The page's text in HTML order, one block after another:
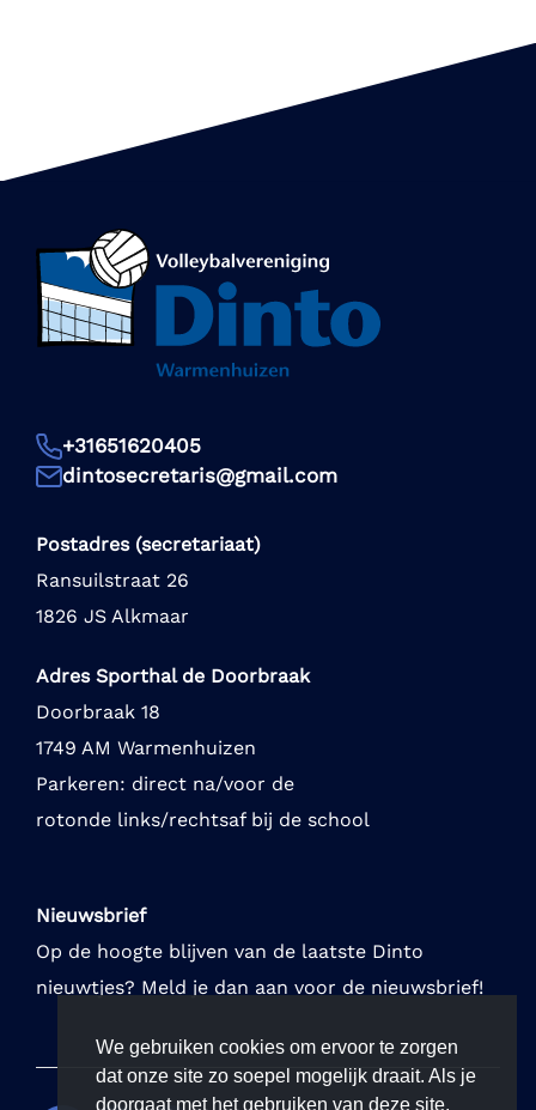
+31651620405
dintosecretaris@gmail.com
Postadres (secretariaat)
Ransuilstraat 26
1826 JS Alkmaar
Adres Sporthal de Doorbraak
Doorbraak 18
1749 AM Warmenhuizen
Parkeren: direct na/voor de
rotonde links/rechtsaf bij de school
Nieuwsbrief
Op de hoogte blijven van de laatste Dinto
nieuwtjes? Meld je dan aan voor de nieuwsbrief!
We gebruiken cookies om ervoor te zorgen
dat onze site zo soepel mogelijk draait. Als je
doorgaat met het gebruiken van deze site,